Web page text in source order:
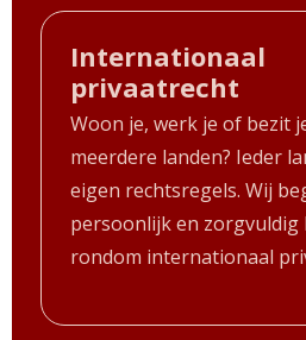
Internationaal
privaatrecht
Woon je, werk je of bezit
meerdere landen? Ieder
eigen rechtsregels. Wij
persoonlijk en zorgvuldig
rondom internationaal